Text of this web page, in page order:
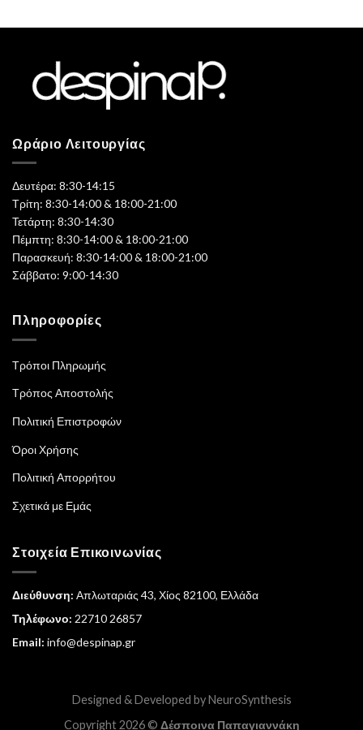
Ωράριο Λειτουργίας
Δευτέρα: 8:30-14:15
Τρίτη: 8:30-14:00 & 18:00-21:00
Τετάρτη: 8:30-14:30
Πέμπτη: 8:30-14:00 & 18:00-21:00
Παρασκευή: 8:30-14:00 & 18:00-21:00
Σάββατο: 9:00-14:30
Πληροφορίες
Τρόποι Πληρωμής
Τρόπος Αποστολής
Πολιτική Επιστροφών
Όροι Χρήσης
Πολιτική Απορρήτου
Σχετικά με Εμάς
Στοιχεία Επικοινωνίας
Διεύθυνση: Απλωταριάς 43, Χίος 82100, Ελλάδα
Τηλέφωνο: 22710 26857
Email: info@despinap.gr
Designed & Developed byNeuroSynthesis
Copyright 2026 © Δέσποινα Παπαγιαννάκη